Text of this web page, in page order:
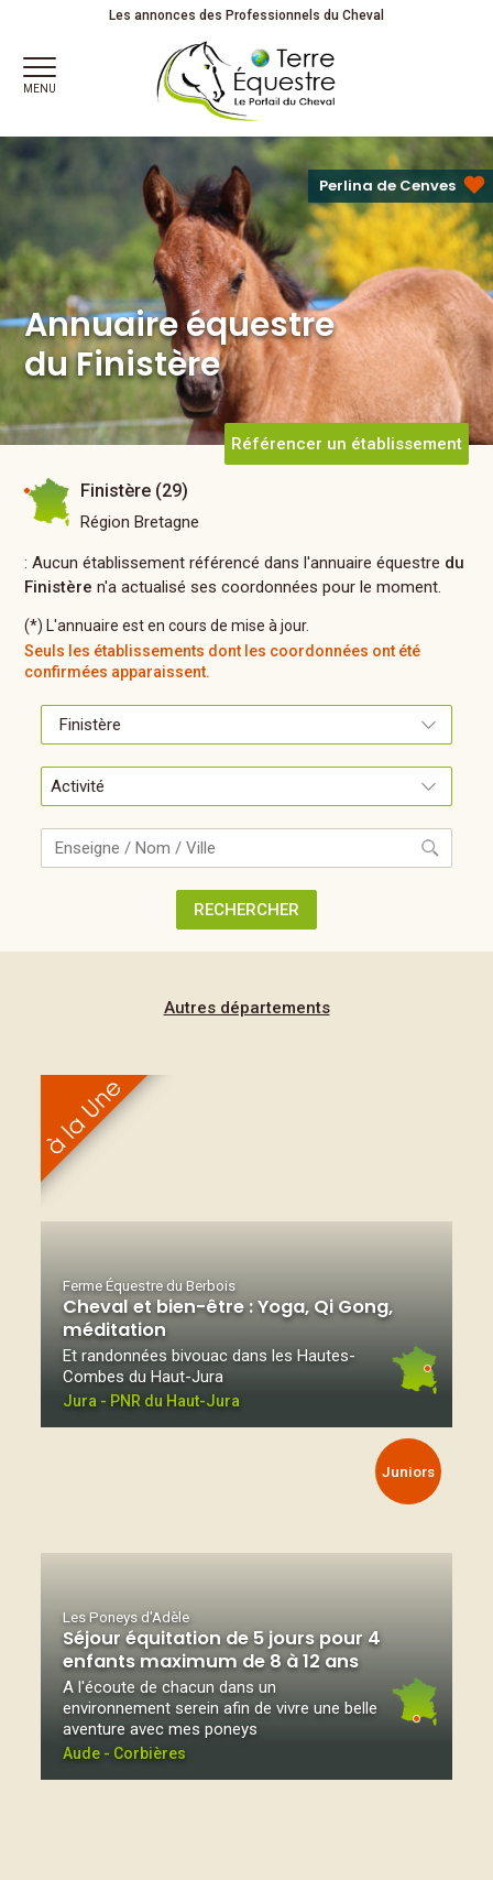
Annuaire équestreLes annonces des Professionnels du Cheval
MENU
Annuaire équestre
du Finistère
Perlina de Cenves
Référencer un établissement
Finistère (29)
Région Bretagne
: Aucun établissement référencé dans l'annuaire équestre du
Finistère n'a actualisé ses coordonnées pour le moment.
(*) L'annuaire est en cours de mise à jour.
Seuls les établissements dont les coordonnées ont été
confirmées apparaissent.
RECHERCHER
Autres départements
Ferme Équestre du Berbois
Cheval et bien-être : Yoga, Qi Gong,
méditation
Et randonnées bivouac dans les Hautes-
Combes du Haut-Jura
Jura - PNR du Haut-Jura
Juniors
Les Poneys d'Adèle
Séjour équitation de 5 jours pour 4
enfants maximum de 8 à 12 ans
A l'écoute de chacun dans un
environnement serein afin de vivre une belle
aventure avec mes poneys
Aude - Corbières